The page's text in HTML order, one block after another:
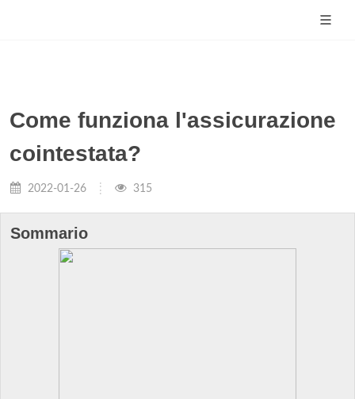
Come funziona l'assicurazione
cointestata?
2022-01-26 315
Sommario